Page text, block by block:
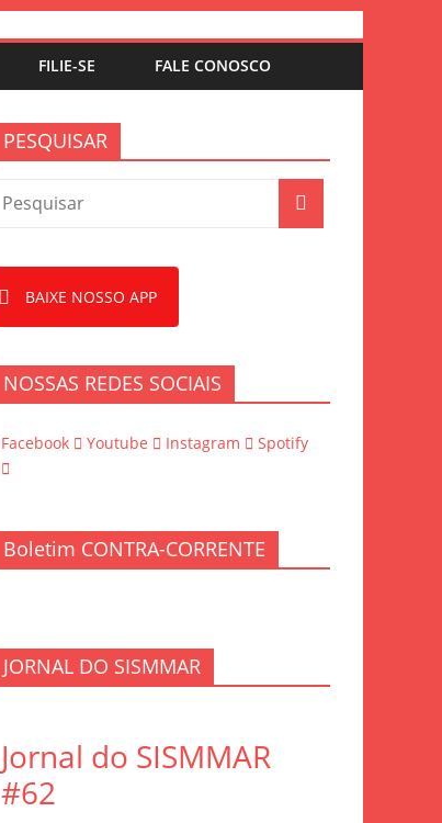
FILIE-SE FALE CONOSCO
PESQUISAR
BAIXE NOSSO APP
NOSSAS REDES SOCIAIS
Facebook Youtube Instagram Spotify
Boletim CONTRA-CORRENTE
JORNAL DO SISMMAR
Jornal do SISMMAR
#62